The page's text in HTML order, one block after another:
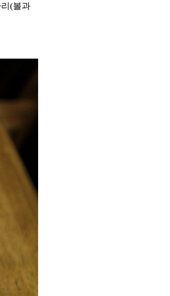
(볼과